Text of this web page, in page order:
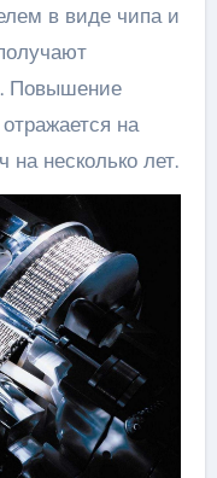
в виде чипа и
Повышение
на
на несколько лет.